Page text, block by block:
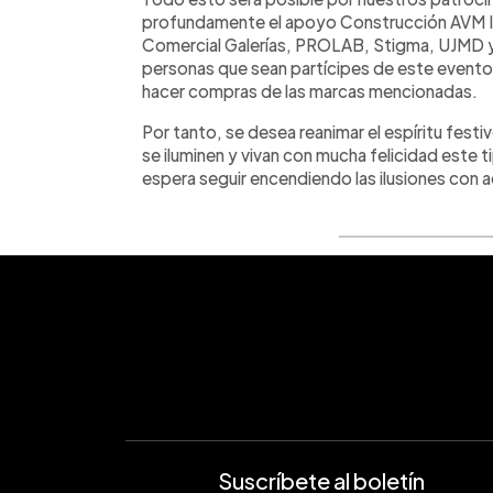
profundamente el apoyo Construcción AVM
Comercial Galerías, PROLAB, Stigma,
personas que sean partícipes de este
hacer compras de las marcas mencionadas.
Por tanto, se desea reanimar el espíritu
se iluminen y vivan con mucha felicidad
espera seguir encendiendo las ilusiones con
Suscríbete al boletín